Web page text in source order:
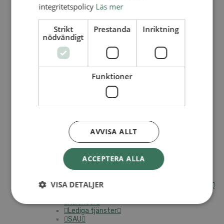
VAD VI GÖR
Våra arbeten
Nationella avdelningen
Nationella arbetsområden
Våra pionjära satsningar
Engagera dig nationellt
Internationellt
Internationella avdelningen
Utsända och arbeten
Engagera dig internationellt
Entreprenörskap, företagande och Guds rike
Kalender
Lediga tjänster
SAU
integritetspolicy Läs mer
Strikt
nödvändigt
Prestanda Inriktning
Funktioner
ACCEPTERA ALLA
AVVISA ALLT
VISA DETALJER